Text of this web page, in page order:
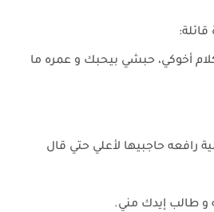
أخوكي، حبشي بيحبك و عمره ما
رافعه حاجبيها لأعلي حتي قال
و طالب إيدك مني.